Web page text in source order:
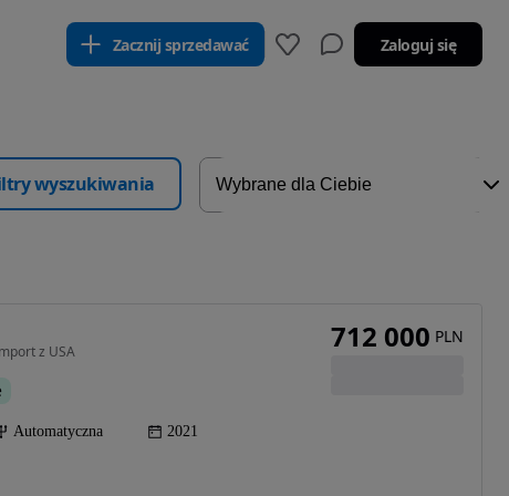
Zacznij sprzedawać Zaloguj się
wyszukiwania
z USA
Automatyczna 2021
712 000 PLN